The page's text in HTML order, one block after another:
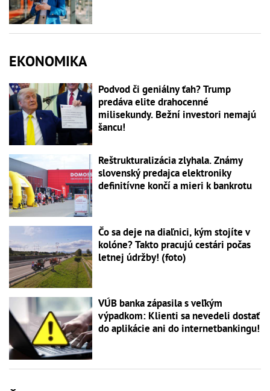
EKONOMIKA
Podvod či geniálny ťah? Trump
predáva elite drahocenné
milisekundy. Bežní investori nemajú
šancu!
Reštrukturalizácia zlyhala. Známy
slovenský predajca elektroniky
definitívne končí a mieri k bankrotu
Čo sa deje na diaľnici, kým stojíte v
kolóne? Takto pracujú cestári počas
letnej údržby! (foto)
VÚB banka zápasila s veľkým
výpadkom: Klienti sa nevedeli dostať
do aplikácie ani do internetbankingu!